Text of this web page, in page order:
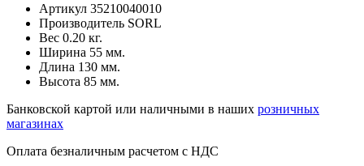
Артикул 35210040010
Производитель SORL
Вес 0.20 кг.
Ширина 55 мм.
Длина 130 мм.
Высота 85 мм.
Банковской картой или наличными в наших розничных
магазинах
Оплата безналичным расчетом с НДС